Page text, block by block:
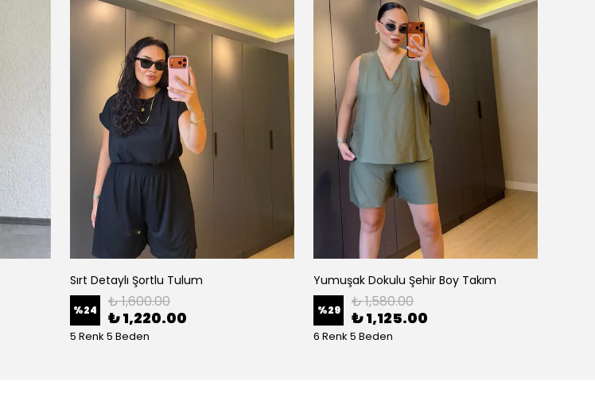
Sırt Detaylı Şortlu Tulum
%24 ₺ 1,600.00
₺ 1,220.00
5 Renk 5 Beden
Yumuşak Dokulu Şehir Boy Takım
%29 ₺ 1,580.00
₺ 1,125.00
6 Renk 5 Beden